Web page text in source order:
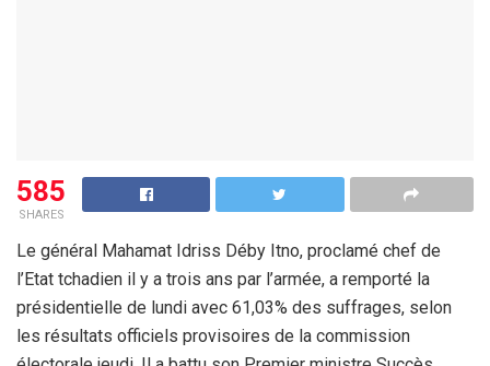
585
SHARES
Le général Mahamat Idriss Déby Itno, proclamé chef de
l’Etat tchadien il y a trois ans par l’armée, a remporté la
présidentielle de lundi avec 61,03% des suffrages, selon
les résultats officiels provisoires de la commission